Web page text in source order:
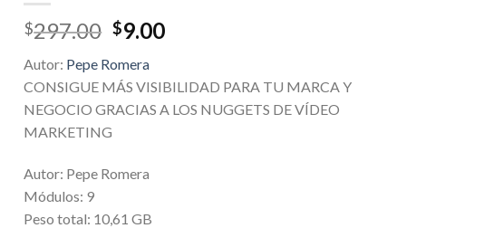
$297.00 Original
was:
$297.00.
$9.00Current
$9.00.
Autor: Pepe Romera
CONSIGUE MÁS VISIBILIDAD PARA TU MARCA Y
NEGOCIO GRACIAS A LOS NUGGETS DE VÍDEO
MARKETING
Autor: Pepe Romera
Módulos: 9
Peso total: 10,61 GB